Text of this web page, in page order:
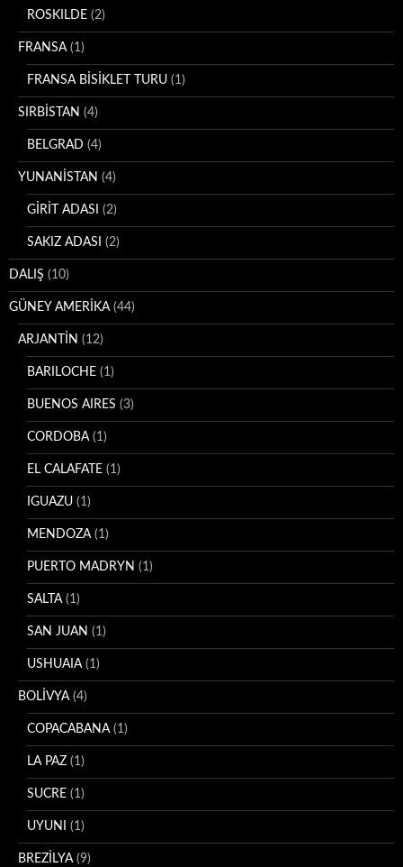
ROSKILDE (2)
FRANSA(1)
FRANSA BİSİKLET TURU (1)
SIRBİSTAN (4)
BELGRAD (4)
YUNANİSTAN (4)
GİRİT ADASI (2)
SAKIZ ADASI (2)
DALIŞ (10)
GÜNEY AMERİKA(44)
ARJANTİN (12)
BARILOCHE (1)
BUENOS AIRES (3)
CORDOBA(1)
EL CALAFATE (1)
IGUAZU (1)
MENDOZA(1)
PUERTO MADRYN (1)
SALTA(1)
SAN JUAN (1)
USHUAIA(1)
BOLİVYA(4)
COPACABANA(1)
LA PAZ (1)
SUCRE (1)
UYUNI (1)
BREZİLYA(9)